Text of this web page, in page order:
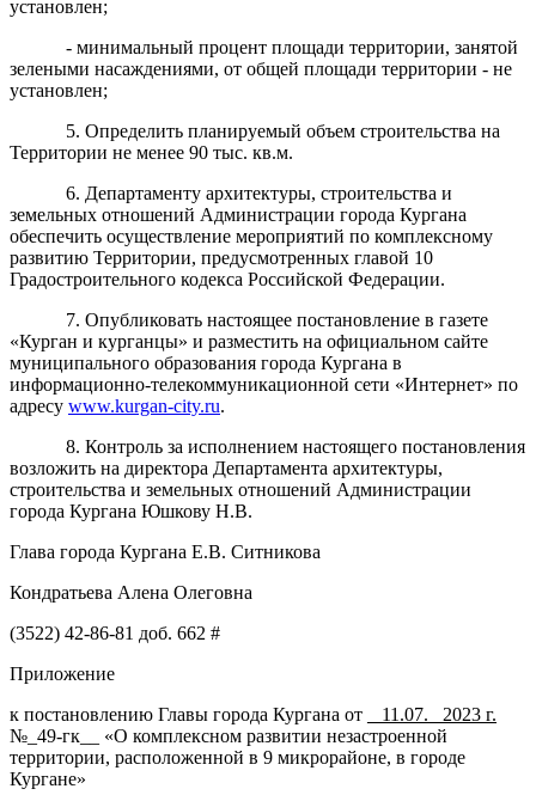
установлен;
- минимальный процент площади территории, занятой
зелеными насаждениями, от общей площади территории - не
установлен;
5. Определить планируемый объем строительства на
Территории не менее 90 тыс. кв.м.
6. Департаменту архитектуры, строительства и
земельных отношений Администрации города Кургана
обеспечить осуществление мероприятий по комплексному
развитию Территории, предусмотренных главой 10
Градостроительного кодекса Российской Федерации.
7. Опубликовать настоящее постановление в газете
«Курган и курганцы» и разместить на официальном сайте
муниципального образования города Кургана в
информационно-телекоммуникационной сети «Интернет» по
адресу www.kurgan-city.ru.
8. Контроль за исполнением настоящего постановления
возложить на директора Департамента архитектуры,
строительства и земельных отношений Администрации
города Кургана Юшкову Н.В.
Глава города Кургана Е.В. Ситникова
Кондратьева Алена Олеговна
(3522) 42-86-81 доб. 662 #
Приложение
к постановлению Главы города Кургана от
11.07.
2023 г.
№_49-гк__ «О комплексном развитии незастроенной
территории, расположенной в 9 микрорайоне, в городе
Кургане»